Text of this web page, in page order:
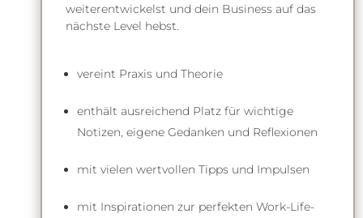
weiterentwickelst und dein Business auf das
nächste Level hebst.
vereint Praxis und Theorie
enthält ausreichend Platz für wichtige
Notizen, eigene Gedanken und Reflexionen
mit vielen wertvollen Tipps und Impulsen
mit Inspirationen zur perfekten Work-Life-